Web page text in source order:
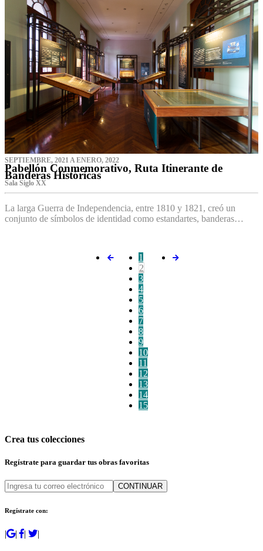
SEPTIEMBRE, 2021 A ENERO, 2022
Pabellón Conmemorativo, Ruta Itinerante de
Banderas Históricas
Sala Siglo XX
La larga Guerra de Independencia, entre 1810 y 1821, creó un
conjunto de símbolos de identidad como estandartes, banderas…
1
2
3
4
5
6
7
8
9
10
11
12
13
14
15
Crea tus colecciones
Regístrate para guardar tus obras favoritas
CONTINUAR
Regístrate con:
| | | |